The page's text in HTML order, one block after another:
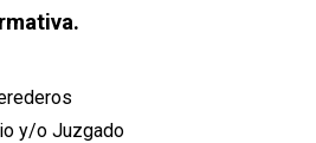
y/o Juzgado